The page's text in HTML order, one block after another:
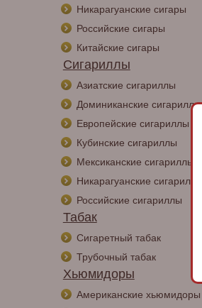
Никарагуанские сигары
Российские сигары
Китайские сигары
Сигариллы
Азиатские сигариллы
Доминиканские сигариллы
Европейские сигариллы
Кубинские сигариллы
Мексиканские сигариллы
Никарагуанские сигариллы
Российские сигариллы
Табак
Сигаретный табак
Трубочный табак
Хьюмидоры
Американские хьюмидоры